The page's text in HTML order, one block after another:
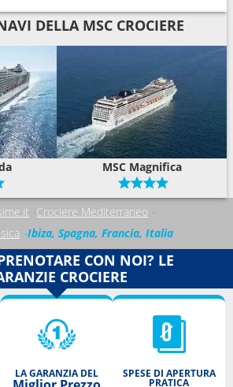
DELLA MSC CROCIERE
MSC Magnifica
Crociere Mediterraneo
Ibiza, Spagna, Francia, Italia
CON NOI? LE
CROCIERE
LA GARANZIA DEL SPESE DI APERTURA
PRATICA